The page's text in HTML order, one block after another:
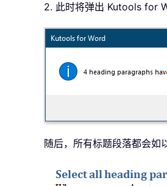
2. 此时将弹出 Kutools for
随后，所有标题段落都会如